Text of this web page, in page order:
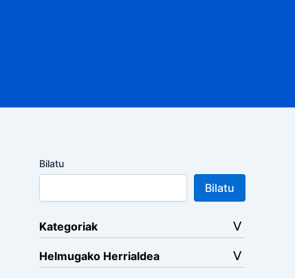
Bilatu
Bilatu
Kategoriak
Helmugako Herrialdea